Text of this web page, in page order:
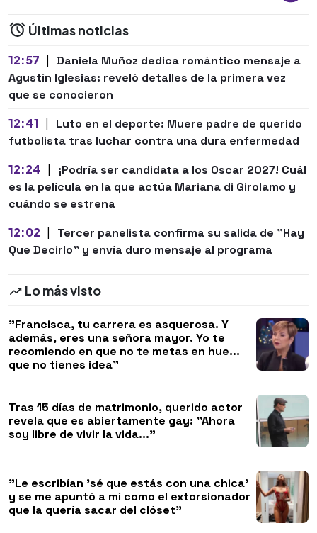
Últimas noticias
12:57 | Daniela Muñoz dedica romántico mensaje a
Agustín Iglesias: reveló detalles de la primera vez
que se conocieron
12:41 |
Luto en el deporte: Muere padre de querido
futbolista tras luchar contra una dura enfermedad
12:24 |
¡Podría ser candidata a los Oscar 2027! Cuál
es la película en la que actúa Mariana di Girolamo y
cuándo se estrena
12:02 |
Tercer panelista confirma su salida de "Hay
Que Decirlo" y envía duro mensaje al programa
Lo más visto
"Francisca, tu carrera es asquerosa. Y
además, eres una señora mayor. Yo te
recomiendo en que no te metas en hue...
que no tienes idea"
Tras 15 días de matrimonio, querido actor
revela que es abiertamente gay: "Ahora
soy libre de vivir la vida..."
"Le escribían 'sé que estás con una chica'
y se me apuntó a mí como el extorsionador
que la quería sacar del clóset"